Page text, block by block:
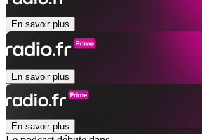
En savoir plus
En savoir plus
En savoir plus